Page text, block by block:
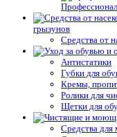
грызунов
Средства от
Антистатики
Губки для
Кремы,
Ролики для
Щетки для
Средства для